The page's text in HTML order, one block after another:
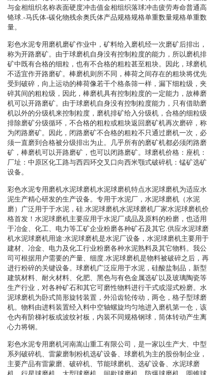
与金相组织名称表面硬度冲击值金相组织落球冲击疲劳寿命普通高
铬球.-马氏体-碳化物残余奥氏体产品规格规格单重数量规格单重数
量。
彩色水泥专用磨机磨矿作业中，矿料给入磨机经一次磨矿后排出，
称为开路磨矿。由于球磨机自身没有控制粒度的能力，所以磨机排
矿中既有合格的细粒，也有不合格的粗粒甚至粗块。因此，球磨机
不适宜作开路磨矿。棒磨机则所不同，棒荷之间存在的粗块将优先
受到破碎，向上运动的棒荷像若干个格条筛一样，漏下细粒级，夹
碎其间的粗粒级，因此，棒磨机具有控制粒度的一定能力，故棒磨
机可以开路磨矿。由于球磨机自身没有控制粒度能力，只有借助磨
机以外的分级机来控制粒度，磨机排矿给入分级机，合格的细粒级
排除磨矿分级循环，不合格的粗粒或粗块返回磨矿机再次磨碎，称
为闭路磨矿。因此，闭路磨矿不合格的粗粒不只通过磨机一次，必
须一直磨到合格被分级排出为止。几乎所有的磨矿机都必须闭路磨
矿，棒磨机可以开路磨矿，也可以闭路磨矿。球磨机价格：座机：
厂址：中原区化工路与西四环交叉口向西米颚式破碎机：锰矿选矿
设备。
彩色水泥专用磨机水泥球磨机水泥球磨机特点水泥球磨机为适应水
泥生产精心研发的生产设备。专用于水泥厂，水泥球磨机（水泥
磨）广泛用于于水泥，硅.水泥球磨机水泥球磨机厂家水泥球磨机价
格首发！水泥球磨机主要应用于水泥厂成品及原料的粉磨，也适用
于冶金、化工、电力等工矿企业粉磨各种矿石及其它.供应水泥球磨
机水泥球磨机用途:水泥球磨机是水泥厂设备，水泥球磨机主要用于
建材、冶金、电力及化工行业粉磨各种水泥熟料及其它物料。我公
司可根据用户需要的产量、细度.水泥球磨机是物料被破碎之后，再
进行粉碎的关键设备。球磨机广泛应用于水泥，硅酸盐制品，新型
建筑材料、耐火材料、化肥、黑色与有色金属选矿以及玻璃陶瓷等
生产行业，对各种矿石和其它可磨性物料进行干式或湿式粉磨。水
泥球磨机为卧式筒形旋转装置，外沿齿轮传动，两仓，格子型球磨
机。物料由进料装置经入料中空轴螺旋均匀地进入磨机第一仓，该
仓内有阶梯衬板或波纹衬板，内装不同规格钢球，筒体转动产生离
心力将钢。
彩色水泥专用磨机河南嵩山重工有限公司，是一家以生产大、中型
系列破碎机、雷蒙磨制粉机选矿设备、球磨机为主的股份制企业，
主要产品有雷蒙磨、破碎机、节能球磨机、选矿设备、水泥球磨